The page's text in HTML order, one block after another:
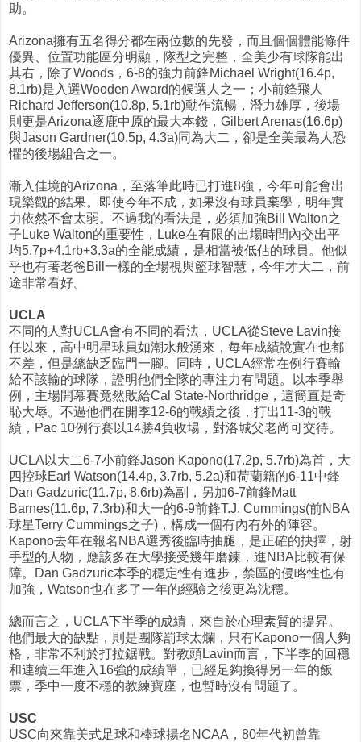
助。
Arizona擁有五名得分都在兩位數的先發，而且個個體能條件
優異、位置功能區分明顯，隊型之完整，全美少有球隊能出
其右，除了Woods，6-8的強力前鋒Michael Wright(16.4p,
8.1rb)是入選Wooden Award的候選人之一；小前鋒飛人
Richard Jefferson(10.8p, 5.1rb)動作流暢，潛力雄厚，後場
則更是Arizona逐鹿中原的最大本錢，Gilbert Arenas(16.6p)
與Jason Gardner(10.5p, 4.3a)同為大二，卻是全美最為人恐
懼的後場組合之一。
漸入佳境的Arizona，至落筆此時已打進8強，今年可能會出
現樂觀的結果。即使今年不成，如果沒有球員棄學，明年實
力依然不會太弱。不過我的看法是，必須加強Bill Walton之
子Luke Walton的重要性，Luke在有限的出場時間內交出平
均5.7p+4.1rb+3.3a的全能成績，是相當被低估的球員。他似
乎也有著老爸Bill一樣的全場視與籃球智慧，今年才大二，前
途非常看好。
UCLA
不同的人對UCLA會有不同的看法，UCLA從Steve Lavin接
任以來，高中明星球員如潮水般湧來，每年成績說實在也都
不差，但是總缺乏臨門一腳。同時，UCLA經常在例行賽輸
給不該輸的球隊，證明他們全隊的專注力有問題。以本季舉
例，主場開幕賽竟然敗給Cal State-Northridge，這簡直是奇
恥大辱。不過他們在開季12-6的戰績之後，打出11-3的戰
績，Pac 10例行賽以14勝4負收場，對洛城父老尚可交待。
UCLA以大二6-7小前鋒Jason Kapono(17.2p, 5.7rb)為首，大
四控球Earl Watson(14.4p, 3.7rb, 5.2a)和荷蘭籍的6-11中鋒
Dan Gadzuric(11.7p, 8.6rb)為副，另加6-7前鋒Matt
Barnes(11.6p, 7.3rb)和大一的6-9前鋒T.J. Cummings(前NBA
球星Terry Cummings之子)，構成一個有內有外的陣容。
Kapono去年在報名NBA選秀後臨時抽腿，是正確的抉擇，射
手型的人物，應該多在大學接受幾年磨鍊，進NBA比較有保
障。Dan Gadzuric本季的穩定性有進步，禁區的侵略性也有
加強，Watson也在多了一年的經驗之後更為沈穩。
總而言之，UCLA下半季的成績，來自於心理素質的提昇。
他們最大的缺點，則是團隊罰球太爛，只有Kapono一個人夠
格，非常不利於打拉鋸戰。對教頭Lavin而言，下半季的回穩
和連續三年進入16強的成績單，已經足夠換得另一年的飯
票，季中一度不穩的教練寶座，也暫時沒有問題了。
USC
USC向來靠美式足球和棒球揚名NCAA，80年代初曾靠